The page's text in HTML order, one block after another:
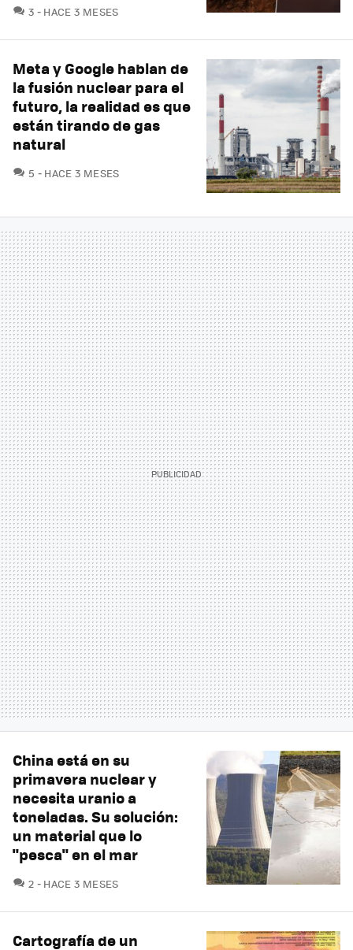
3 COMENTARIOS
HACE 3 MESES
Meta y Google hablan de
la fusión nuclear para el
futuro, la realidad es que
están tirando de gas
natural
5 COMENTARIOS
HACE 3 MESES
China está en su
primavera nuclear y
necesita uranio a
toneladas. Su solución:
un material que lo
"pesca" en el mar
2 COMENTARIOS
HACE 3 MESES
Cartografía de un